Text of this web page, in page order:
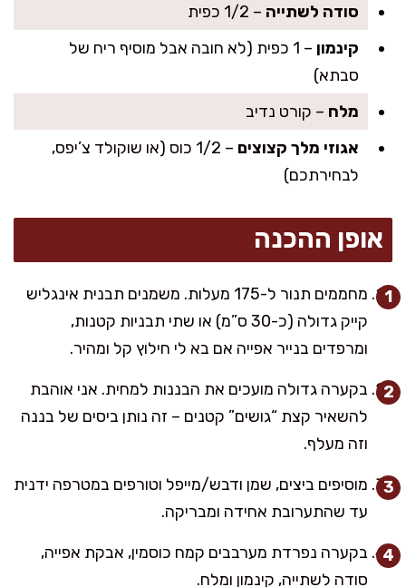
סודה לשתייה – 1/2 כפית
קינמון
– 1 כפית (לא חובה אבל מוסיף ריח של
סבתא)
מלח – קורט נדיב
אגוזי מלך קצוצים
– 1/2 כוס (או שוקולד צ’יפס,
לבחירתכם)
אופן ההכנה
מחממים תנור ל-175 מעלות. משמנים תבנית אינגליש
קייק גדולה (כ-30 ס”מ) או שתי תבניות קטנות,
ומרפדים בנייר אפייה אם בא לי חילוץ קל ומהיר.
בקערה גדולה מועכים את הבננות למחית. אני אוהבת
להשאיר קצת “גושים” קטנים – זה נותן ביסים של בננה
וזה מעלף.
מוסיפים ביצים, שמן ודבש/מייפל וטורפים במטרפה ידנית
עד שהתערובת אחידה ומבריקה.
בקערה נפרדת מערבבים קמח כוסמין, אבקת אפייה,
סודה לשתייה, קינמון ומלח.